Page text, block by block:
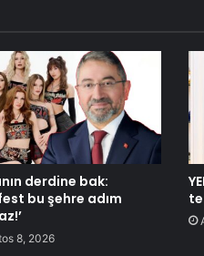
derdine bak:
bu şehre adım
8, 2026